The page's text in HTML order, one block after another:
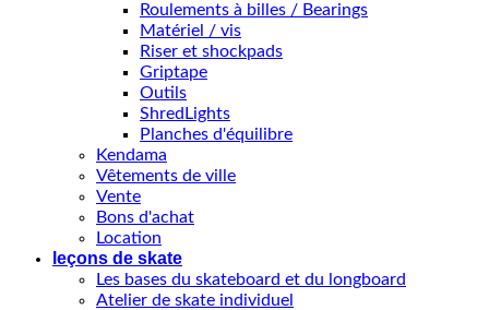
Roulements à billes / Bearings
Matériel / vis
Riser et shockpads
Griptape
Outils
ShredLights
Planches d'équilibre
Kendama
Vêtements de ville
Vente
Bons d'achat
Location
leçons de skate
Les bases du skateboard et du longboard
Atelier de skate individuel